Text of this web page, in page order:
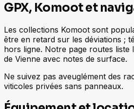
GPX, Komoot et
Les collections Komoot sont
être en retard sur les déviations ;
hors ligne. Notre page routes liste
de Vienne avec notes de surface.
Ne suivez pas aveuglément des
viticoles privées sans panneaux.